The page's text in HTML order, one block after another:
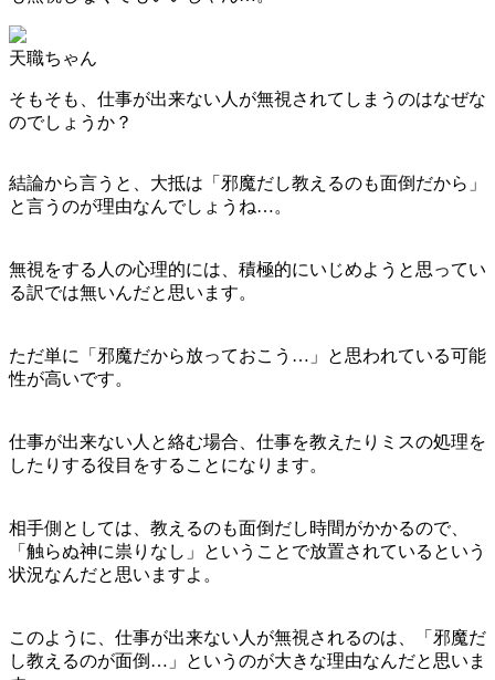
天職ちゃん
そもそも、仕事が出来ない人が無視されてしまうのはなぜな
のでしょうか？
結論から言うと、大抵は「邪魔だし教えるのも面倒だから」
と言うのが理由なんでしょうね…。
無視をする人の心理的には、積極的にいじめようと思ってい
る訳では無いんだと思います。
ただ単に「邪魔だから放っておこう…」と思われている可能
性が高いです。
仕事が出来ない人と絡む場合、仕事を教えたりミスの処理を
したりする役目をすることになります。
相手側としては、教えるのも面倒だし時間がかかるので、
「触らぬ神に祟りなし」ということで放置されているという
状況なんだと思いますよ。
このように、仕事が出来ない人が無視されるのは、「邪魔だ
し教えるのが面倒…」というのが大きな理由なんだと思いま